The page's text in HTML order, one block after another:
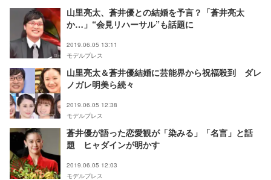
山里亮太、蒼井優との結婚を予言？「蒼井亮太
か…」“会見リハーサル”も話題に
2019.06.05 13:11
モデルプレス
山里亮太＆蒼井優結婚に芸能界から祝福殺到 ダレ
ノガレ明美ら続々
2019.06.05 12:38
モデルプレス
蒼井優が語った恋愛観が「染みる」「名言」と話
題 ヒャダインが明かす
2019.06.05 12:03
モデルプレス